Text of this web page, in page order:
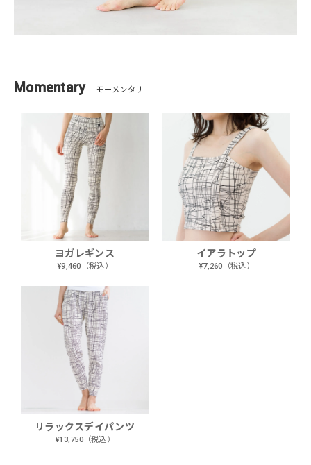
Momentary モーメンタリ
ヨガレギンス
¥9,460（税込）
イアラトップ
¥7,260（税込）
リラックスデイパンツ
¥13,750（税込）